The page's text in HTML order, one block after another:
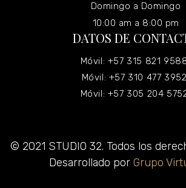
Domingo a Domingo
10:00 am a 8:00 pm
DATOS DE
Móvil: +57 315 821
Móvil: +57 310 477 3952
Móvil: +57 305 204
© 2021 STUDIO 32. Todos los
Desarrollado por Grupo